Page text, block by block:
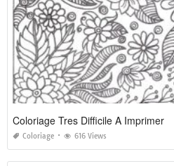
Coloriage Tres Difficile A Imprimer
Coloriage 616 Views